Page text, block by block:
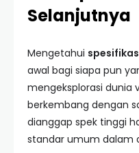
Selanjutnya
Mengetahui
awal bagi siapa pun
mengeksplorasi dunia
berkembang dengan
dianggap spek tinggi
standar umum dalam